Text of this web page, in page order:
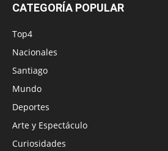
CATEGORÍA POPULAR
Top4
Nacionales
Santiago
Mundo
Deportes
Arte y Espectáculo
Curiosidades